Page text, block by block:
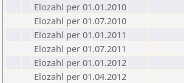
Elozahl per 01.01.2010
Elozahl per 01.07.2010
Elozahl per 01.01.2011
Elozahl per 01.07.2011
Elozahl per 01.01.2012
Elozahl per 01.04.2012